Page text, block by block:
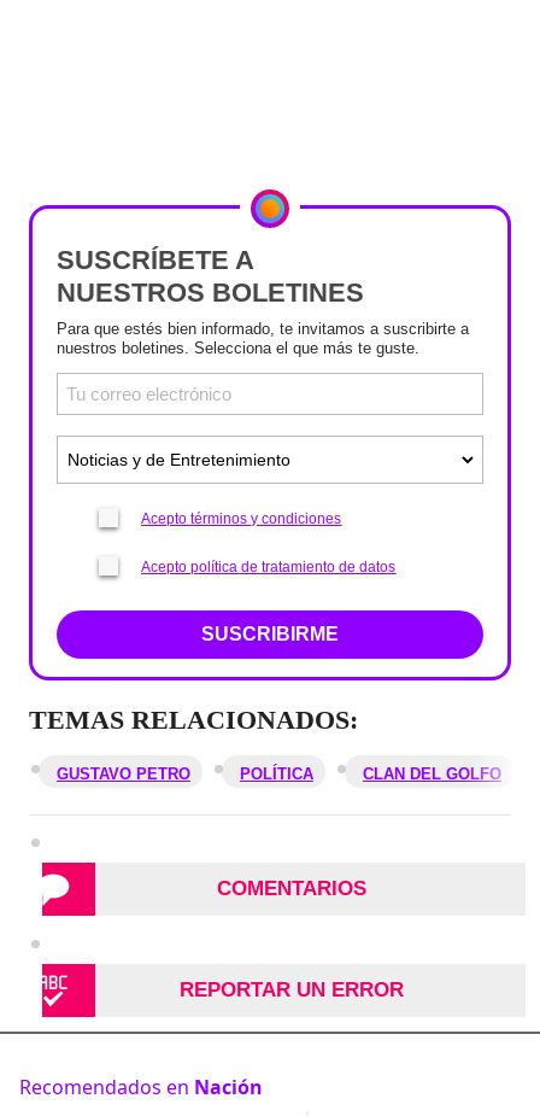
SUSCRÍBETE A
NUESTROS BOLETINES
Para que estés bien informado, te invitamos a suscribirte a
nuestros boletines. Selecciona el que más te guste.
Acepto términos y condiciones
Acepto política de tratamiento de datos
SUSCRIBIRME
TEMAS RELACIONADOS:
GUSTAVO PETRO POLÍTICA CLAN DEL GOLFO
COMENTARIOS
REPORTAR UN ERROR
Recomendados en Nación